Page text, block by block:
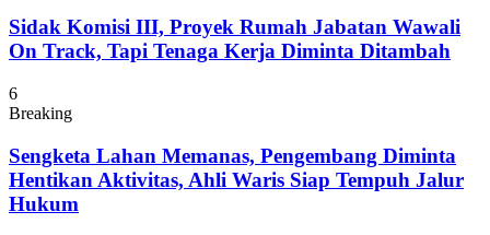
Sidak Komisi III, Proyek Rumah Jabatan Wawali
On Track, Tapi Tenaga Kerja Diminta Ditambah
6
Breaking
Sengketa Lahan Memanas, Pengembang Diminta
Hentikan Aktivitas, Ahli Waris Siap Tempuh Jalur
Hukum